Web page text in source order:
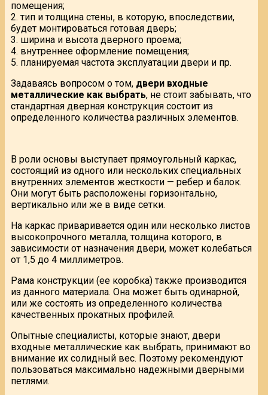
помещения;
2. тип и толщина стены, в которую, впоследствии,
будет монтироваться готовая дверь;
3. ширина и высота дверного проема;
4. внутреннее оформление помещения;
5. планируемая частота эксплуатации двери и пр.
Задаваясь вопросом о том, двери входные
металлические как выбрать, не стоит забывать, что
стандартная дверная конструкция состоит из
определенного количества различных элементов.
В роли основы выступает прямоугольный каркас,
состоящий из одного или нескольких специальных
внутренних элементов жесткости — ребер и балок.
Они могут быть расположены горизонтально,
вертикально или же в виде сетки.
На каркас приваривается один или несколько листов
высокопрочного металла, толщина которого, в
зависимости от назначения двери, может колебаться
от 1,5 до 4 миллиметров.
Рама конструкции (ее коробка) также производится
из данного материала. Она может быть одинарной,
или же состоять из определенного количества
качественных прокатных профилей.
Опытные специалисты, которые знают, двери
входные металлические как выбрать, принимают во
внимание их солидный вес. Поэтому рекомендуют
пользоваться максимально надежными дверными
петлями.